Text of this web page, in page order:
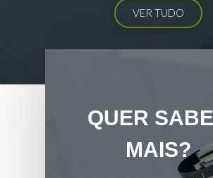
A era do
VER TUDO
QUER
MAIS?